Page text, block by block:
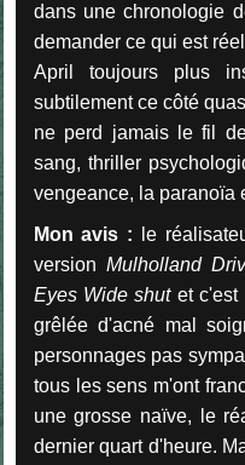
dans une chronologie
demander ce qui est
April toujours plus
subtilement ce côté
ne perd jamais le fil
sang, thriller
vengeance, la paranoïa
Mon avis : le
version Mulholland
Eyes Wide shutet c'est
grêlée d'acné mal
personnages pas
tous les sens m'ont
une grosse naïve, le
dernier quart d'heure.